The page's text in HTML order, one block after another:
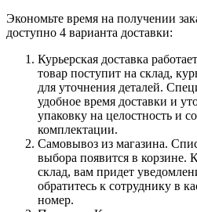
Экономьте время на получении
доступно 4 варианта доставки:
Курьерская доставка
товар поступит на склад,
для уточнения деталей.
удобное время доставки и
упаковку на целостность и
комплектации.
Самовывоз из магазина.
выбора появится в корзине.
склад, вам придет
обратитесь к сотруднику в
номер.